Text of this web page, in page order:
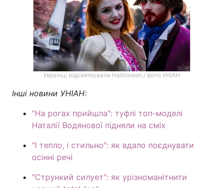
Українці відсвяткували Halloween / фото УНІАН
Інші новини УНІАН:
"На рогах прийшла": туфлі топ-моделі
Наталії Водянової підняли на сміх
"І тепло, і стильно": як вдало поєднувати
осінні речі
"Стрункий силует": як урізноманітнити